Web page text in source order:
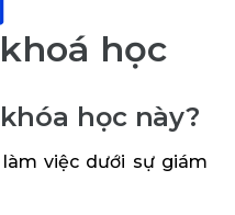
học
học này?
việc dưới sự giám